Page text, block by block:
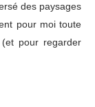
des paysages
pour moi toute
pour regarder